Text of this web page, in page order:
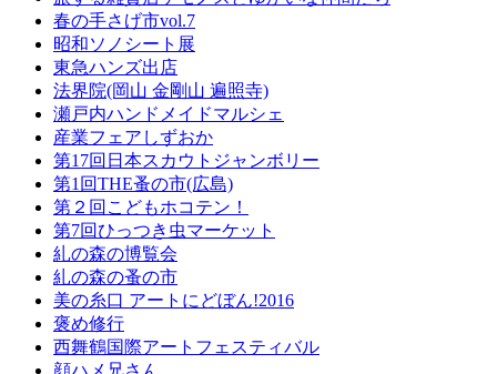
春の手さげ市vol.7
昭和ソノシート展
東急ハンズ出店
法界院(岡山 金剛山 遍照寺)
瀬戸内ハンドメイドマルシェ
産業フェアしずおか
第17回日本スカウトジャンボリー
第1回THE蚤の市(広島)
第２回こどもホコテン！
第7回ひっつき虫マーケット
糺の森の博覧会
糺の森の蚤の市
美の糸口 アートにどぼん!2016
褒め修行
西舞鶴国際アートフェスティバル
顔ハメ兄さん